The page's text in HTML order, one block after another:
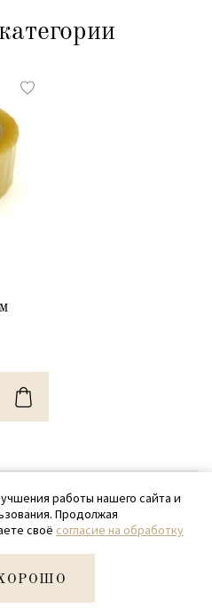
SamPack
699-97-87
сайта
работы нашего сайта и
Продолжая
своё согласие на обработку